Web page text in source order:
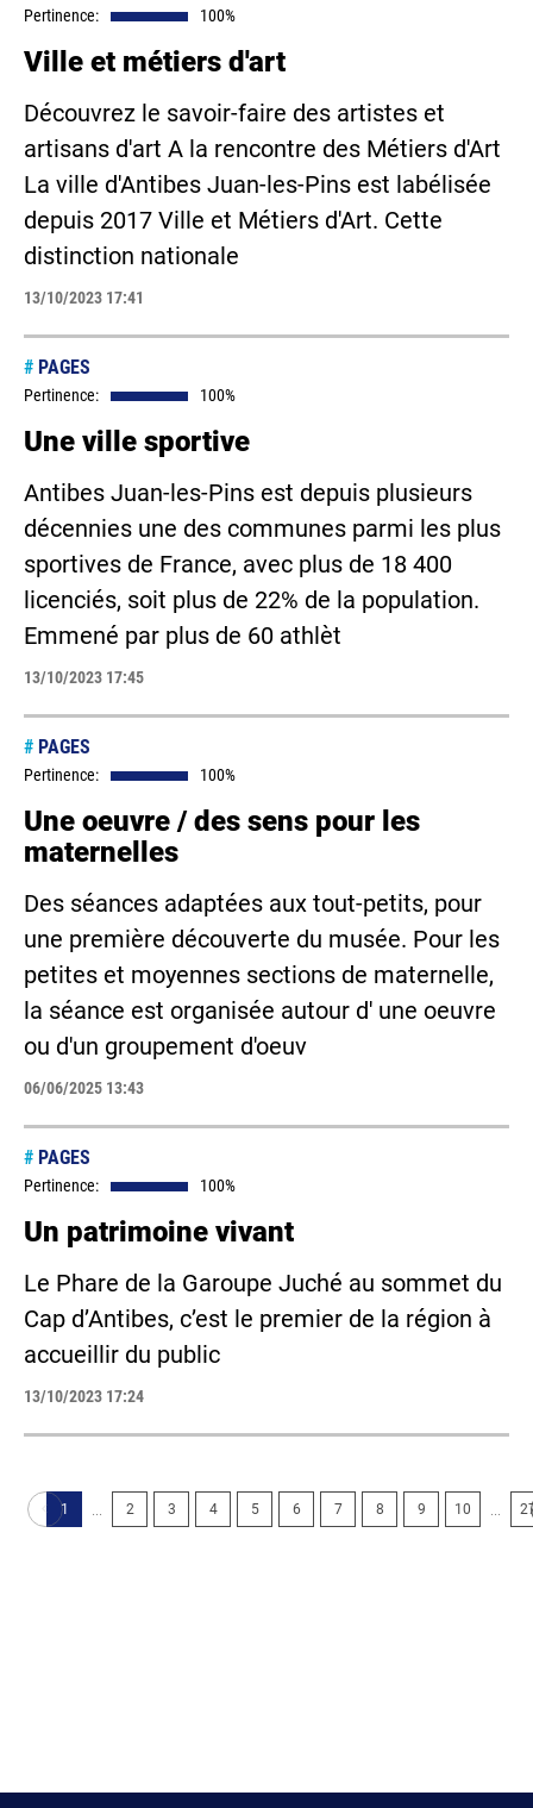
Pertinence: 100%
Ville et métiers d'art
Découvrez le savoir-faire des artistes et
artisans d'art A la rencontre des Métiers d'Art
La ville d'Antibes Juan-les-Pins est labélisée
depuis 2017 Ville et Métiers d'Art. Cette
distinction nationale
13/10/2023 17:41
# PAGES
Pertinence: 100%
Une ville sportive
Antibes Juan-les-Pins est depuis plusieurs
décennies une des communes parmi les plus
sportives de France, avec plus de 18 400
licenciés, soit plus de 22% de la population.
Emmené par plus de 60 athlèt
13/10/2023 17:45
# PAGES
Pertinence: 100%
Une oeuvre / des sens pour les
maternelles
Des séances adaptées aux tout-petits, pour
une première découverte du musée. Pour les
petites et moyennes sections de maternelle,
la séance est organisée autour d' une oeuvre
ou d'un groupement d'oeuv
06/06/2025 13:43
# PAGES
Pertinence: 100%
Un patrimoine vivant
Le Phare de la Garoupe Juché au sommet du
Cap d’Antibes, c’est le premier de la région à
accueillir du public
13/10/2023 17:24
1 2 3 4 5 6 7 8 9 10